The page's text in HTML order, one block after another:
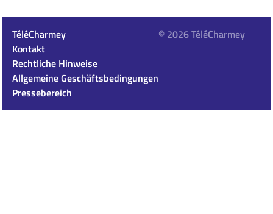
TéléCharmey
Kontakt
Rechtliche Hinweise
Allgemeine Geschäftsbedingungen
Pressebereich
© 2026 TéléCharmey